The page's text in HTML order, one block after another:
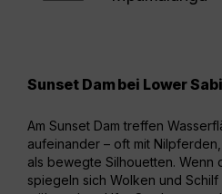
Sunset Dam bei Lower
Am Sunset Dam treffen
aufeinander – oft mit
als bewegte Silhouetten. Wenn
spiegeln sich Wolken und Schilf